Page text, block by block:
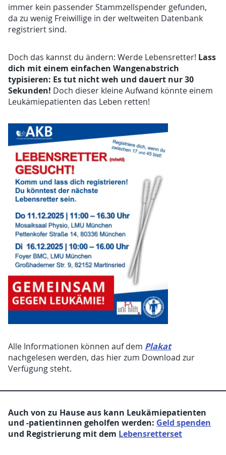
immer kein passender Stammzellspender gefunden,
da zu wenig Freiwillige in der weltweiten Datenbank
registriert sind.
Doch das kannst du ändern: Werde Lebensretter! Lass
dich mit einem einfachen Wangenabstrich
typisieren: Es tut nicht weh und dauert nur 30
Sekunden! Doch dieser kleine Aufwand könnte einem
Leukämiepatienten das Leben retten!
Alle Informationen können auf dem Plakat
nachgelesen werden, das hier zum Download zur
Verfügung steht.
Auch von zu Hause aus kann Leukämiepatienten
und -patientinnen geholfen werden: Geld spenden
und Registrierung mit dem Lebensretterset